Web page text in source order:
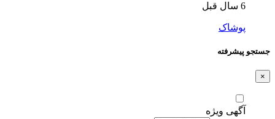
6 سال قبل
پوشاک
جستجو پیشرفته
×
آگهی ویژه